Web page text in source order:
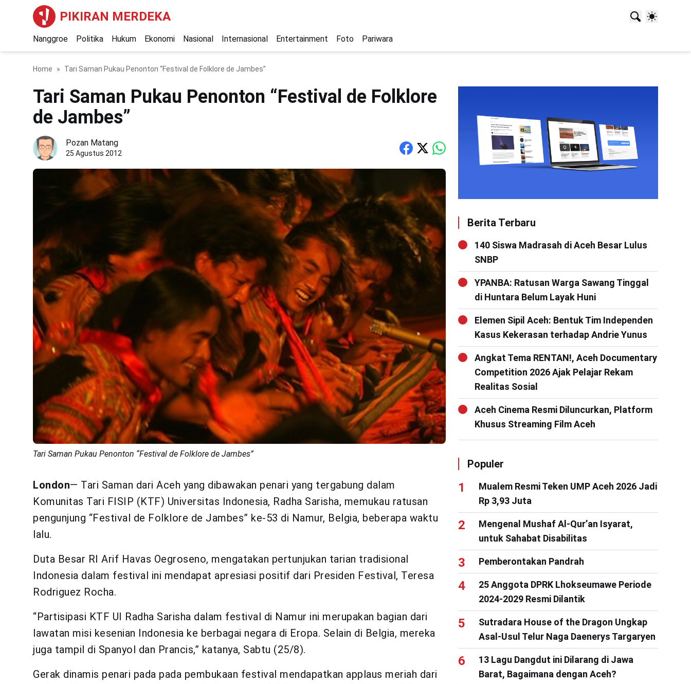
PIKIRAN MERDEKA
Nanggroe Politika Hukum Ekonomi Nasional Internasional Entertainment Foto Pariwara
Home Tari Saman Pukau Penonton “Festival de Folklore de Jambes”
Tari Saman Pukau Penonton “Festival de Folklore
de Jambes”
Pozan Matang
25 Agustus 2012
Tari Saman Pukau Penonton “Festival de Folklore de Jambes”
London— Tari Saman dari Aceh yang dibawakan penari yang tergabung dalam
Komunitas Tari FISIP (KTF) Universitas Indonesia, Radha Sarisha, memukau ratusan
pengunjung “Festival de Folklore de Jambes” ke-53 di Namur, Belgia, beberapa waktu
lalu.
Duta Besar RI Arif Havas Oegroseno, mengatakan pertunjukan tarian tradisional
Indonesia dalam festival ini mendapat apresiasi positif dari Presiden Festival, Teresa
Rodriguez Rocha.
“Partisipasi KTF UI Radha Sarisha dalam festival di Namur ini merupakan bagian dari
lawatan misi kesenian Indonesia ke berbagai negara di Eropa. Selain di Belgia, mereka
juga tampil di Spanyol dan Prancis,” katanya, Sabtu (25/8).
Gerak dinamis penari pada pada pembukaan festival mendapatkan applaus meriah dari
Berita Terbaru
140 Siswa Madrasah di Aceh Besar Lulus
SNBP
YPANBA: Ratusan Warga Sawang Tinggal
di Huntara Belum Layak Huni
Elemen Sipil Aceh: Bentuk Tim Independen
Kasus Kekerasan terhadap Andrie Yunus
Angkat Tema RENTAN!, Aceh Documentary
Competition 2026 Ajak Pelajar Rekam
Realitas Sosial
Aceh Cinema Resmi Diluncurkan, Platform
Khusus Streaming Film Aceh
Populer
Mualem Resmi Teken UMP Aceh 2026 Jadi
Rp 3,93 Juta
Mengenal Mushaf Al-Qur’an Isyarat,
untuk Sahabat Disabilitas
Pemberontakan Pandrah
25 Anggota DPRK Lhokseumawe Periode
2024-2029 Resmi Dilantik
Sutradara House of the Dragon Ungkap
Asal-Usul Telur Naga Daenerys Targaryen
13 Lagu Dangdut ini Dilarang di Jawa
Barat, Bagaimana dengan Aceh?